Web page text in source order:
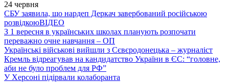
24 червня
СБУ заявила, що нардеп Деркач завербований російською
розвідкоюВІДЕО
З 1 вересня в українських школах планують розпочати
переважно очне навчання – ОП
Українські військові вийшли з Сєвєродонецька – журналіст
Кремль відреагував на кандидатство України в ЄС: “головне,
аби не було проблем для РФ”
У Херсоні підірвали колаборанта